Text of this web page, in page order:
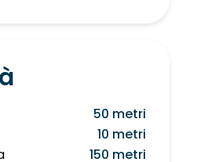
50 metri
10 metri
150 metri